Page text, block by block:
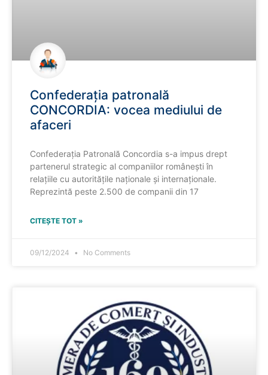
Confederația patronală
CONCORDIA: vocea mediului de
afaceri
Confederația Patronală Concordia s-a impus drept
partenerul strategic al companiilor românești în
relațiile cu autoritățile naționale și internaționale.
Reprezintă peste 2.500 de companii din 17
CITEȘTE TOT »
09/12/2024 No Comments